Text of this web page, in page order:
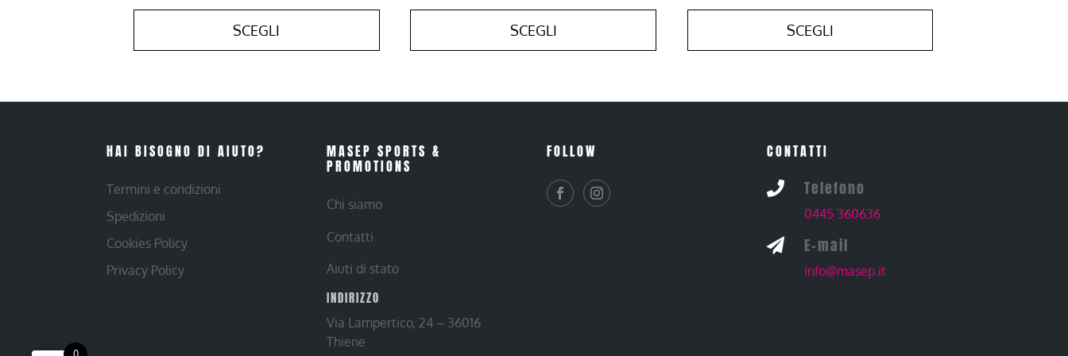
SCEGLI SCEGLI SCEGLI
HAI BISOGNO DI AIUTO?
Termini e condizioni
Spedizioni
Cookies Policy
Privacy Policy
MASEP SPORTS &
PROMOTIONS
Chi siamo
Contatti
Aiuti di stato
INDIRIZZO
Via Lampertico, 24 – 36016
Thiene
FOLLOW CONTATTI
 Telefono
0445 360636
 E-mail
info@masep.it